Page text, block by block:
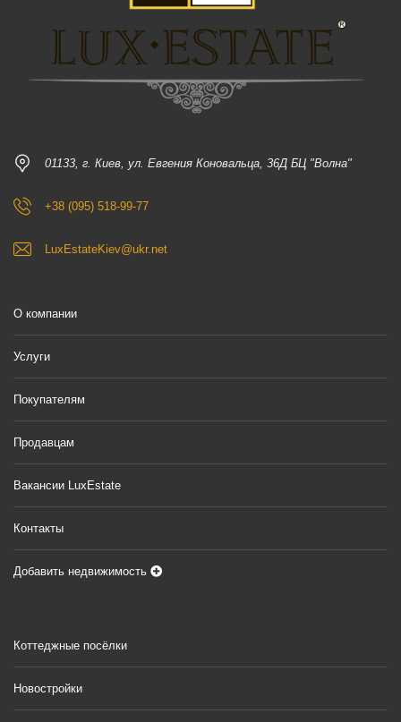
01133, г. Киев, ул. Евгения Коновальца, 36Д БЦ "Волна"
+38 (095) 518-99-77
LuxEstateKiev@ukr.net
О компании
Услуги
Покупателям
Продавцам
Вакансии LuxEstate
Контакты
Добавить недвижимость
Коттеджные посёлки
Новостройки